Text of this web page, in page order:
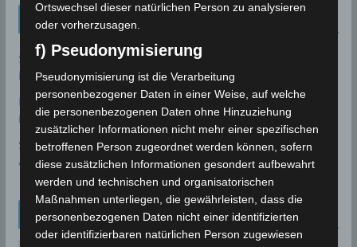
Tunesien News
Sousse: Warum ist die Entsalzungsanlage Sidi Abdelhamid
immer noch nicht in Betrieb? 7. August 2026
Bau des Staudammes Raghai in Jendouba: Baustelle
inspiziert, Zeitplan unter Druck gesetzt 2. August 2026
Sidi Bou Said wurde offiziell in die UNESCO-Welterbeliste
aufgenommen 28. Juli 2026
Archiv
Ortswechsel dieser natürlichen Person zu analysieren
oder vorherzusagen.
f) Pseudonymisierung
Pseudonymisierung ist die Verarbeitung
personenbezogener Daten in einer Weise, auf welche
die personenbezogenen Daten ohne Hinzuziehung
zusätzlicher Informationen nicht mehr einer spezifischen
betroffenen Person zugeordnet werden können, sofern
diese zusätzlichen Informationen gesondert aufbewahrt
werden und technischen und organisatorischen
Maßnahmen unterliegen, die gewährleisten, dass die
personenbezogenen Daten nicht einer identifizierten
oder identifizierbaren natürlichen Person zugewiesen